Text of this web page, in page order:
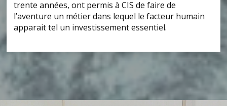
trente années, ont permis à CIS de faire de
l’aventure un métier dans lequel le facteur humain
apparait tel un investissement essentiel.